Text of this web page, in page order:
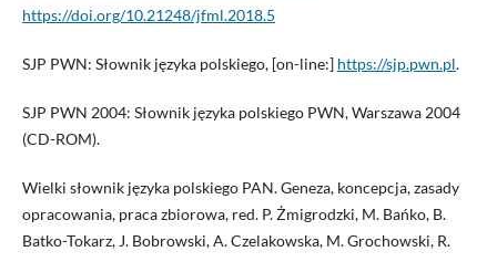
https://doi.org/10.21248/jfml.2018.5
SJP PWN: Słownik języka polskiego, [on-line:] https://sjp.pwn.pl.
SJP PWN 2004: Słownik języka polskiego PWN, Warszawa 2004
(CD-ROM).
Wielki słownik języka polskiego PAN. Geneza, koncepcja, zasady
opracowania, praca zbiorowa, red. P. Żmigrodzki, M. Bańko, B.
Batko-Tokarz, J. Bobrowski, A. Czelakowska, M. Grochowski, R.